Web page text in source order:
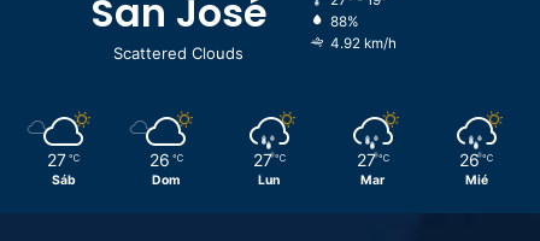
San José
Scattered Clouds
88%
4.92 km/h
27 ℃
Sáb
26 ℃
Dom
27 ℃
Lun
27 ℃
Mar
26 ℃
Mié